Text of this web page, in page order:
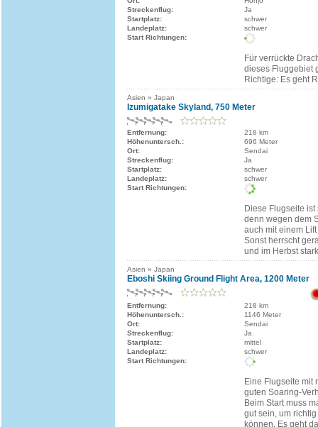
Streckenflug:
Ja
Startplatz:
schwer
Landeplatz:
schwer
Start Richtungen:
Für verrückte
dieses Fluggebiet
Richtige: Es geht
Asien » Japan
Izumigatake Skyland, 750 Meter
Entfernung:
218 km
Höhenuntersch.:
696 Meter
Ort:
Sendai
Streckenflug:
Ja
Startplatz:
schwer
Landeplatz:
schwer
Start Richtungen:
Diese Flugseite
denn wegen dem
auch mit einem
Sonst herrscht
und im Herbst
Asien » Japan
Eboshi Skiing Ground Flight Area, 1200 Meter
Entfernung:
218 km
Höhenuntersch.:
1146 Meter
Ort:
Sendai
Streckenflug:
Ja
Startplatz:
mittel
Landeplatz:
schwer
Start Richtungen:
Eine Flugseite mit
guten Soaring-
Beim Start muss
gut sein, um
können. Es geht